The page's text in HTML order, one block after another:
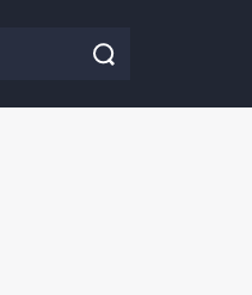
Szukaj